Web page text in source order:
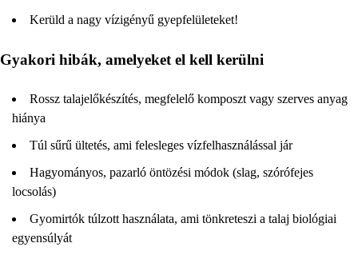
Kerüld a nagy vízigényű gyepfelületeket!
Gyakori hibák, amelyeket el kell kerülni
Rossz talajelőkészítés, megfelelő komposzt vagy szerves anyag
hiánya
Túl sűrű ültetés, ami felesleges vízfelhasználással jár
Hagyományos, pazarló öntözési módok (slag, szórófejes
locsolás)
Gyomirtók túlzott használata, ami tönkreteszi a talaj biológiai
egyensúlyát